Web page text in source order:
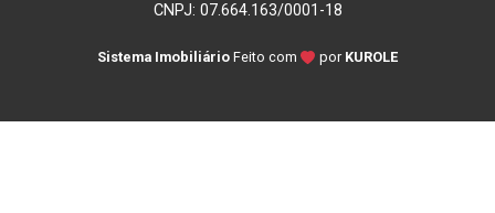
CNPJ: 07.664.163/0001-18
Sistema Imobiliário Feito com por KUROLE